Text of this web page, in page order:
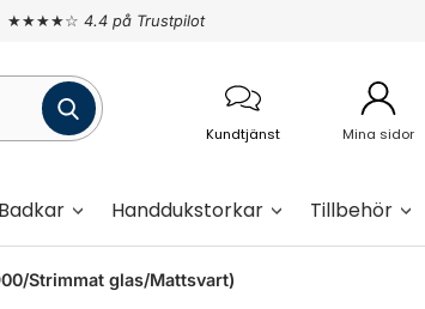
★★★★☆ 4.4 på Trustpilot
Kundtjänst Mina sidor
Badkar Handdukstorkar Tillbehör
Strimmat glas/Mattsvart)